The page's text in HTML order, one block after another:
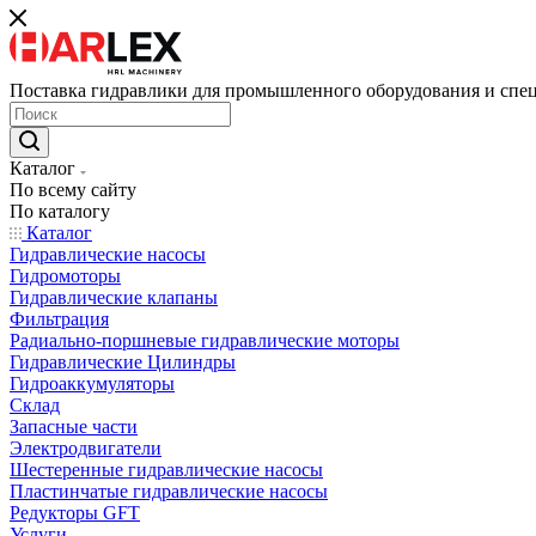
Поставка гидравлики для промышленного оборудования и
Каталог
По всему сайту
По каталогу
Каталог
Гидравлические насосы
Гидромоторы
Гидравлические клапаны
Фильтрация
Радиально-поршневые гидравлические моторы
Гидравлические Цилиндры
Гидроаккумуляторы
Склад
Запасные части
Электродвигатели
Шестеренные гидравлические насосы
Пластинчатые гидравлические насосы
Редукторы GFT